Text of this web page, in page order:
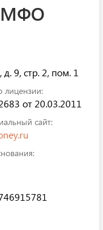
МФО
9, стр. 2, пом. 1
лицензии:
от 20.03.2011
сайт: